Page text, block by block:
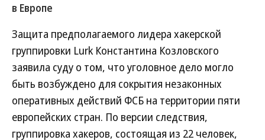
в Европе
Защита предполагаемого лидера хакерской
группировки Lurk Константина Козловского
заявила суду о том, что уголовное дело могло
быть возбуждено для сокрытия незаконных
оперативных действий ФСБ на территории пяти
европейских стран. По версии следствия,
группировка хакеров, состоящая из 22 человек,